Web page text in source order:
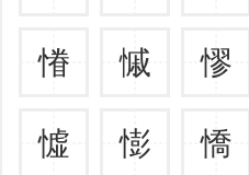
慻 慽 憀
憈 憉 憍